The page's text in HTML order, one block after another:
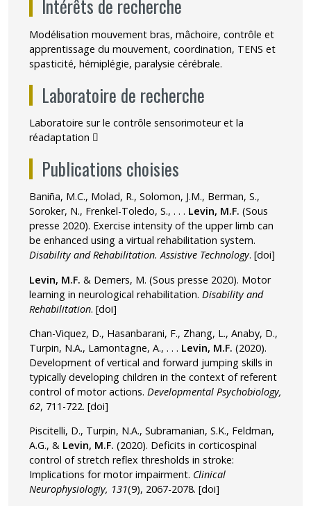
Intérêts de recherche
Modélisation mouvement bras, mâchoire, contrôle et
apprentissage du mouvement, coordination, TENS et
spasticité, hémiplégie, paralysie cérébrale.
Laboratoire de recherche
Laboratoire sur le contrôle sensorimoteur et la
réadaptation
Publications choisies
Baniña, M.C., Molad, R., Solomon, J.M., Berman, S.,
Soroker, N., Frenkel-Toledo, S., . . . Levin, M.F. (Sous
presse 2020). Exercise intensity of the upper limb can
be enhanced using a virtual rehabilitation system.
Disability and Rehabilitation. Assistive Technology. [doi]
Levin, M.F. & Demers, M. (Sous presse 2020). Motor
learning in neurological rehabilitation. Disability and
Rehabilitation. [doi]
Chan-Viquez, D., Hasanbarani, F., Zhang, L., Anaby, D.,
Turpin, N.A., Lamontagne, A., . . . Levin, M.F. (2020).
Development of vertical and forward jumping skills in
typically developing children in the context of referent
control of motor actions. Developmental Psychobiology,
62, 711-722. [doi]
Piscitelli, D., Turpin, N.A., Subramanian, S.K., Feldman,
A.G., & Levin, M.F. (2020). Deficits in corticospinal
control of stretch reflex thresholds in stroke:
Implications for motor impairment. Clinical
Neurophysiologiy, 131(9), 2067-2078. [doi]